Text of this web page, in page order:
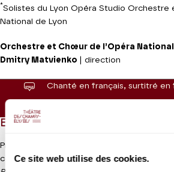
Ce site web utilise des cookies.
*Solistes du Lyon Opéra Studio Orchestre
National de Lyon
Orchestre et Chœur de l’Opéra National
Dmitry Matvienko
| direction
Chanté en français, surtitré en
EN QUELQUES MOTS
Prokofiev s’essaya avec succès à de
concerto, symphonies, musique de ballet